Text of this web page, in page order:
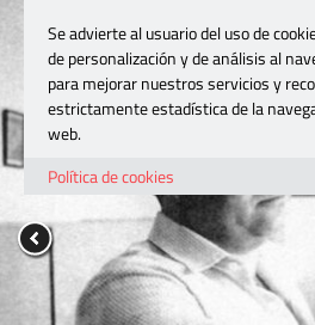
Se advierte al usuario del uso de
de personalización y de análisis al
para mejorar nuestros servicios y
estrictamente estadística de la
web.
Política de cookies